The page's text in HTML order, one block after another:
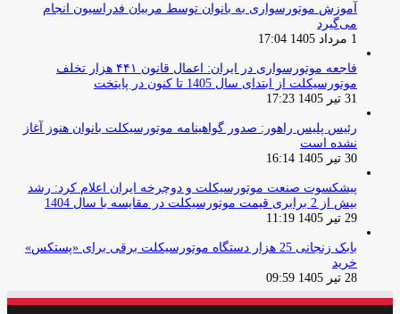
آموزش موتورسواری به بانوان توسط مربیان فدراسیون انجام
می‌گیرد
1 مرداد 1405 17:04
فاجعه موتورسواری در ایران: اعمال قانون ۴۴۱ هزار تخلف
موتورسیکلت از ابتدای سال 1405 تا کنون در پایتخت
31 تیر 1405 17:23
رئیس پلیس راهور: صدور گواهینامه موتورسیکلت بانوان هنوز آغاز
نشده است
30 تیر 1405 16:14
پیشکسوت صنعت موتورسیکلت و دوچرخه ایران اعلام کرد: رشد
بیش از 2 برابری قیمت موتورسیکلت در مقایسه با سال 1404
29 تیر 1405 11:19
بابک زنجانی 25 هزار دستگاه موتورسیکلت برقی برای «پستکس»
خرید
28 تیر 1405 09:59